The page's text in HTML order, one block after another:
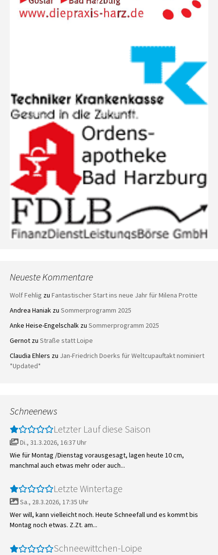
Neueste Kommentare
Wolf Fehlig zu Fantastischer Start ins neue Jahr für Milena Protte
Andrea Haniak zu Sommerprogramm 2025
Anke Heise-Engelschalk zu Sommerprogramm 2025
Gernot zu Straße statt Loipe
Claudia Ehlers zu Jan-Friedrich Doerks für Weltcupauftakt nominiert
*Updated*
Schneenews
Letzter Lauf diese Saison
Di., 31.3.2026, 16:37 Uhr
Wie für Montag /Dienstag vorausgesagt, lagen heute 10 cm,
manchmal auch etwas mehr oder auch...
Letzte Wintertage
Sa., 28.3.2026, 17:35 Uhr
Wer will, kann vielleicht noch. Heute Schneefall und es kommt bis
Montag noch etwas. Z.Zt. am...
Schneewittchen-Loipe